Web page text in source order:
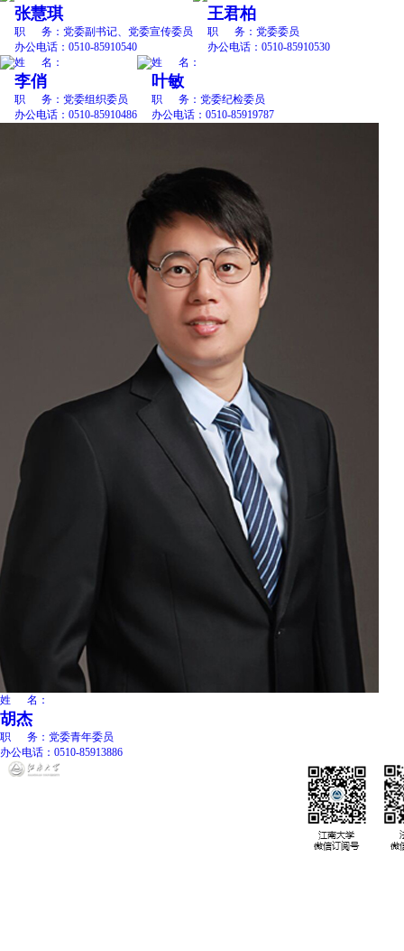
张慧琪
职 务： 党委副书记、党委宣传委员
办公电话： 0510-85910540
王君柏
职 务： 党委委员
办公电话： 0510-85910530
姓 名：
李俏
职 务： 党委组织委员
办公电话： 0510-85910486
姓 名：
叶敏
职 务： 党委纪检委员
办公电话： 0510-85919787
姓 名：
胡杰
职 务： 党委青年委员
办公电话： 0510-85913886